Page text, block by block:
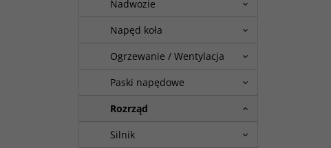
Nadwozie
Napęd koła
Ogrzewanie / Wentylacja
Paski napędowe
Rozrząd
Silnik